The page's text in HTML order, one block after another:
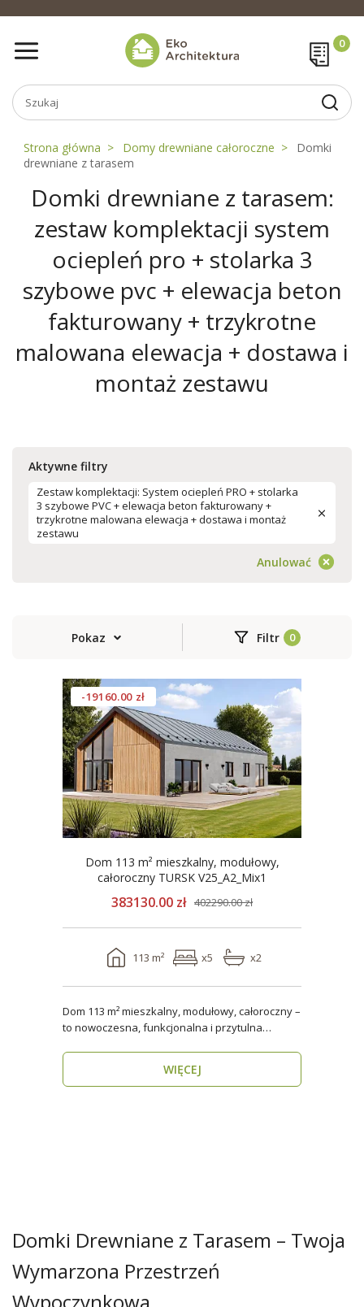
Strona główna Domy drewniane całoroczne
Domki
drewniane z tarasem
Domki drewniane z tarasem:
zestaw komplektacji system
ociepleń pro + stolarka 3
szybowe pvc + elewacja beton
fakturowany + trzykrotne
malowana elewacja + dostawa i
montaż zestawu
Aktywne filtry
Zestaw komplektacji: System ociepleń PRO + stolarka
3 szybowe PVC + elewacja beton fakturowany +
trzykrotne malowana elewacja + dostawa i montaż
zestawu
Anulować
Pokaz Filtr
-19160.00 zł
Dom 113 m² mieszkalny, modułowy,
całoroczny TURSK V25_A2_Mix1
383130.00 zł 402290.00 zł
113 m² x5 x2
Dom 113 m² mieszkalny, modułowy, całoroczny –
to nowoczesna, funkcjonalna i przytulna
WIĘCEJ
Domki Drewniane z Tarasem – Twoja
Wymarzona Przestrzeń